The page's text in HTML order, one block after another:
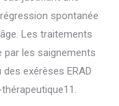
spontanée
Les traitements
par les saignements
exérèses ERAD